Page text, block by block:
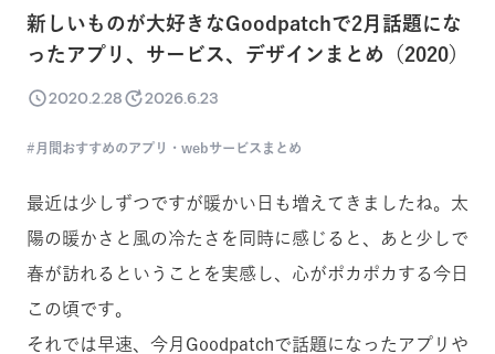
新しいものが大好きなGoodpatchで2月話題にな
ったアプリ、サービス、デザインまとめ（2020）
2020.2.28 2026.6.23
月間おすすめのアプリ・webサービスまとめ
最近は少しずつですが暖かい日も増えてきましたね。太
陽の暖かさと風の冷たさを同時に感じると、あと少しで
春が訪れるということを実感し、心がポカポカする今日
この頃です。
それでは早速、今月Goodpatchで話題になったアプリや